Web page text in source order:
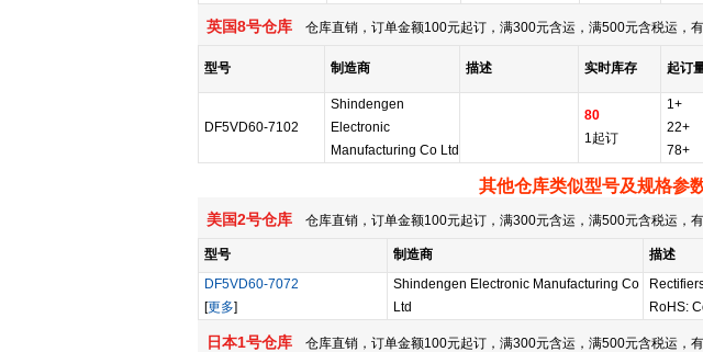
英国8号仓库 仓库直销，订单金额100元起订，满300元含运，满500元含税运，
型号 制造商 描述 实时库存 起订
DF5VD60-7102
Shindengen
Electronic
Manufacturing Co Ltd
80
1起订
1+
22+
78+
其他仓库类似型号及规格参
美国2号仓库 仓库直销，订单金额100元起订，满300元含运，满500元含税运，
型号 制造商 描述
DF5VD60-7072
[更多]
Shindengen Electronic Manufacturing Co
Ltd
RoHS:
日本1号仓库 仓库直销，订单金额100元起订，满300元含运，满500元含税运，